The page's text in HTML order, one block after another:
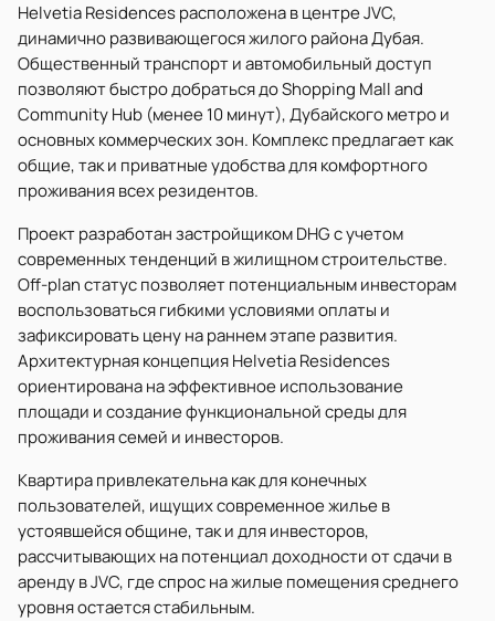
Helvetia Residences расположена в центре JVC,
динамично развивающегося жилого района Дубая.
Общественный транспорт и автомобильный доступ
позволяют быстро добраться до Shopping Mall and
Community Hub (менее 10 минут), Дубайского метро и
основных коммерческих зон. Комплекс предлагает как
общие, так и приватные удобства для комфортного
проживания всех резидентов.
Проект разработан застройщиком DHG с учетом
современных тенденций в жилищном строительстве.
Off-plan статус позволяет потенциальным инвесторам
воспользоваться гибкими условиями оплаты и
зафиксировать цену на раннем этапе развития.
Архитектурная концепция Helvetia Residences
ориентирована на эффективное использование
площади и создание функциональной среды для
проживания семей и инвесторов.
Квартира привлекательна как для конечных
пользователей, ищущих современное жилье в
устоявшейся общине, так и для инвесторов,
рассчитывающих на потенциал доходности от сдачи в
аренду в JVC, где спрос на жилые помещения среднего
уровня остается стабильным.